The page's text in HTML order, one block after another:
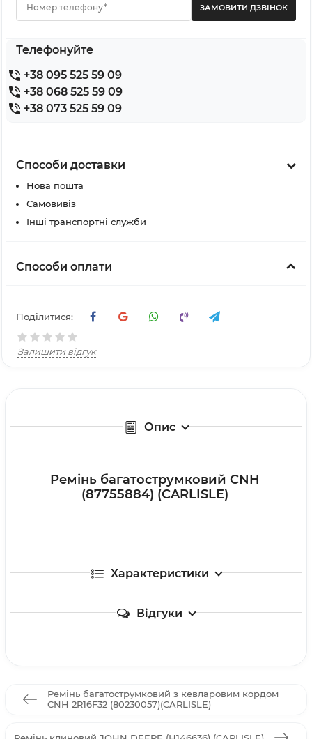
Номер телефону*
Телефонуйте
+38 095 525 59 09
+38 068 525 59 09
+38 073 525 59 09
Способи доставки
Нова пошта
Самовивіз
Інші транспортні служби
Способи оплати
Поділитися:
Залишити відгук
Опис
Ремінь багатострумковий CNH
(87755884) (CARLISLE)
Характеристики
Відгуки
Ремінь багатострумковий з кевларовим кордом
CNH 2R16F32 (80230057)(CARLISLE)